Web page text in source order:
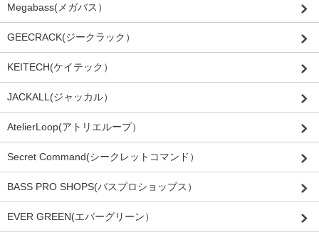
Megabass(メガバス）
GEECRACK(ジークラック）
KEITECH(ケイテック）
JACKALL(ジャッカル）
AtelierLoop(アトリエループ）
Secret Command(シークレットコマンド）
BASS PRO SHOPS(バスプロショップス）
EVER GREEN(エバーグリーン）